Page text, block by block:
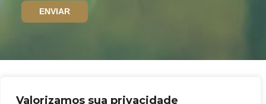
Valorizamos sua privacidade